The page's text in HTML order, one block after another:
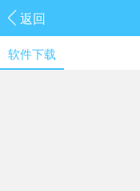
返回
软件下载